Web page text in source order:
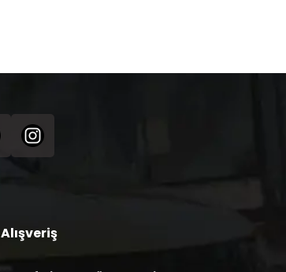
Alışveriş